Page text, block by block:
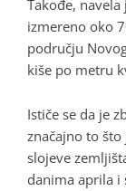
Takođe,
izmereno oko
području
kiše po metru
Ističe se da je
značajno to
slojeve
danima aprila i